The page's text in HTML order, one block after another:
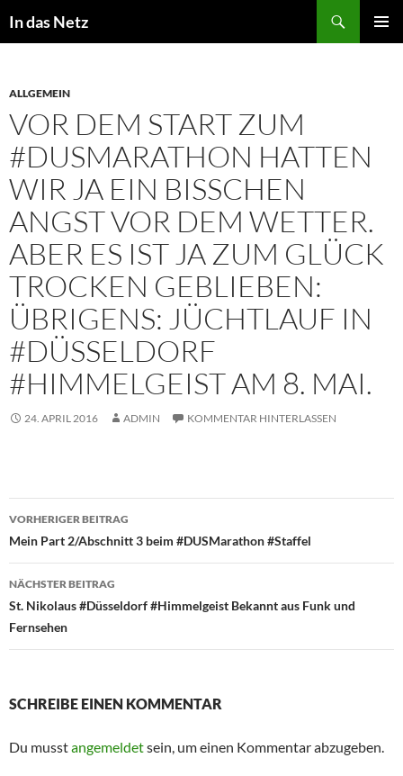
Inhalt
In das Netz
ALLGEMEIN
VOR DEM START ZUM
#DUSMARATHON HATTEN
WIR JA EIN BISSCHEN
ANGST VOR DEM WETTER.
ABER ES IST JA ZUM GLÜCK
TROCKEN GEBLIEBEN:
ÜBRIGENS: JÜCHTLAUF IN
#DÜSSELDORF
#HIMMELGEIST AM 8. MAI.
24. APRIL 2016 ADMIN KOMMENTAR HINTERLASSEN
Beitragsnavigation
VORHERIGER BEITRAG
Mein Part 2/Abschnitt 3 beim #DUSMarathon #Staffel
NÄCHSTER BEITRAG
St. Nikolaus #Düsseldorf #Himmelgeist Bekannt aus Funk und
Fernsehen
SCHREIBE EINEN KOMMENTAR
Du musstangemeldetsein, um einen Kommentar abzugeben.